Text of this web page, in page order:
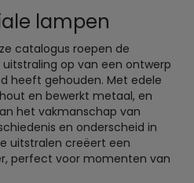
lampen
catalogus roepen de
op van een ontwerp
heeft gehouden. Met edele
en bewerkt metaal, en
het vakmanschap van
en onderscheid in
uitstralen creëert een
perfect voor momenten van